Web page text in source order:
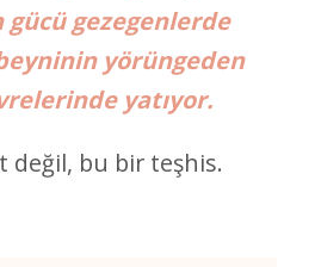
gezegenlerde
yörüngeden
yatıyor.
değil, bu bir teşhis.